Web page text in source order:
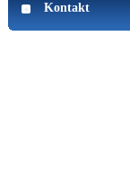
Kontakt